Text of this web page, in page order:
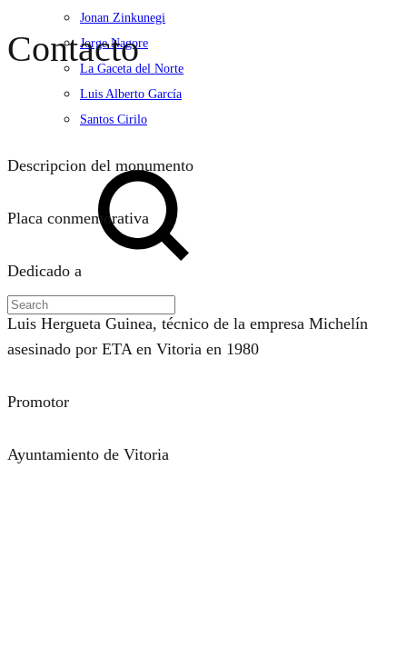
Jonan Zinkunegi
Jorge Nagore
La Gaceta del Norte
Luis Alberto García
Santos Cirilo
Search
Contacto
Descripcion del monumento
Placa conmemorativa
Dedicado a
Luis Hergueta Guinea, técnico de la empresa Michelín
asesinado por ETA en Vitoria en 1980
Promotor
Ayuntamiento de Vitoria